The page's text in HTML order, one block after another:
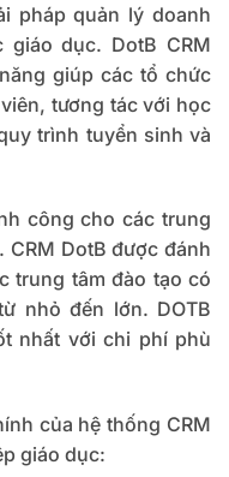
pháp quản lý doanh
dục. DotB CRM
giúp các tổ chức
tương tác với học
trình tuyển sinh và
công cho các trung
CRM DotB được đánh
trung tâm đào tạo có
nhỏ đến lớn. DOTB
nhất với chi phí phù
của hệ thống CRM
giáo dục: